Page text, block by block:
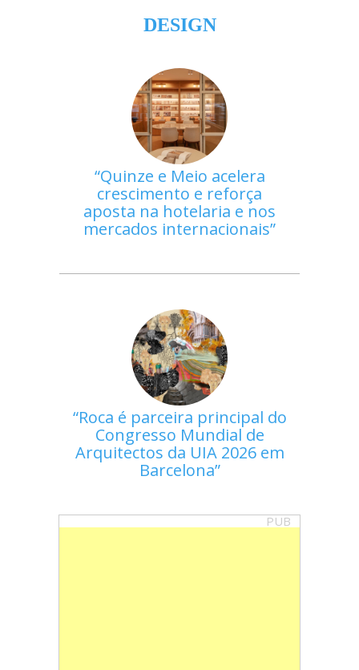
DESIGN
Quinze e Meio acelera
crescimento e reforça
aposta na hotelaria e nos
mercados internacionais
Roca é parceira principal do
Congresso Mundial de
Arquitectos da UIA 2026 em
Barcelona
PUB